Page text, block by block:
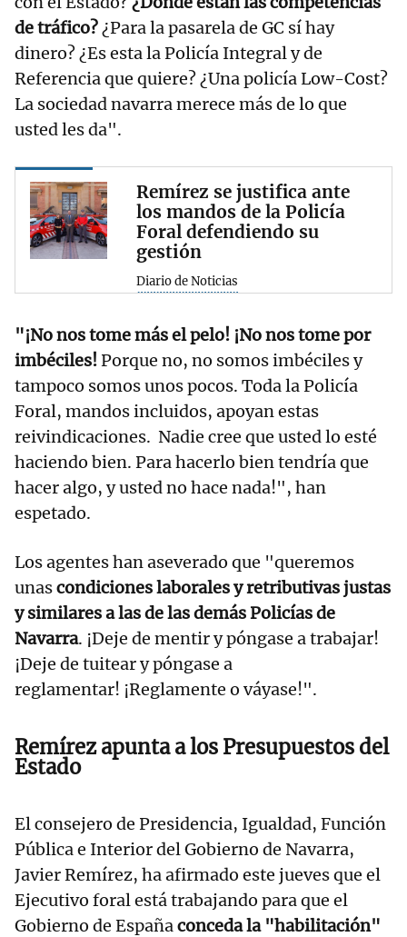
de tráfico?¿Para la pasarela de GC sí hay
dinero? ¿Es esta la Policía Integral y de
Referencia que quiere? ¿Una policía Low-Cost?
La sociedad navarra merece más de lo que
usted les da".
Remírez se justifica ante
los mandos de la Policía
Foral defendiendo su
gestión
Diario de Noticias
"¡No nos tome más el pelo! ¡No nos tome por
imbéciles!Porque no, no somos imbéciles y
tampoco somos unos pocos. Toda la Policía
Foral, mandos incluidos, apoyan estas
reivindicaciones. Nadie cree que usted lo esté
haciendo bien. Para hacerlo bien tendría que
hacer algo, y usted no hace nada!", han
espetado.
Los agentes han aseverado que "queremos
unascondiciones laborales y retributivas justas
y similares a las de las demás Policías de
Navarra. ¡Deje de mentir y póngase a trabajar!
¡Deje de tuitear y póngase a
reglamentar! ¡Reglamente o váyase!".
Remírez apunta a los Presupuestos del
Estado
El consejero de Presidencia, Igualdad, Función
Pública e Interior del Gobierno de Navarra,
Javier Remírez, ha afirmado este jueves que el
Ejecutivo foral está trabajando para que el
Gobierno de Españaconceda la "habilitación"